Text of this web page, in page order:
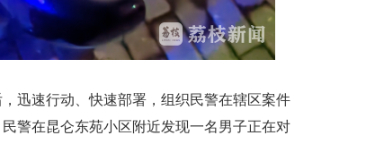
速行动、快速部署，组织民警在辖区案件
警在昆仑东苑小区附近发现一名男子正在对